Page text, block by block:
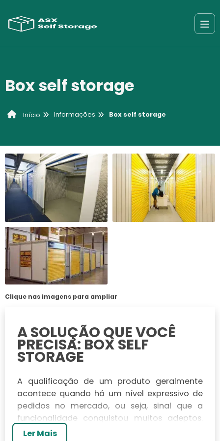
Box self storage
Início Informações Box self storage
Clique nas imagens para ampliar
A SOLUÇÃO QUE VOCÊ
PRECISA: BOX SELF
STORAGE
A qualificação de um produto geralmente
acontece quando há um nível expressivo de
pedidos no mercado, ou seja, sinal que a
funcionalidade conquistou muitos adeptos.
Sendo assim, o box self storage tem sido
Ler Mais